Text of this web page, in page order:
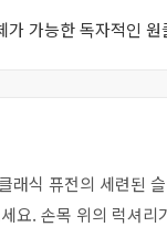
가 가능한 독자적인
식 퓨전의 세련된
요. 손목 위의 럭셔